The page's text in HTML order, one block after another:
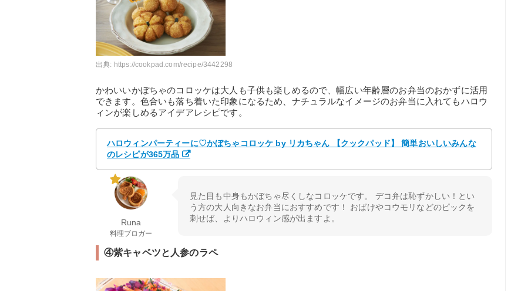
出典: https://cookpad.com/recipe/3442298
かわいいかぼちゃのコロッケは大人も子供も楽しめるので、幅広い年齢層のお弁当のおかずに活用
できます。色合いも落ち着いた印象になるため、ナチュラルなイメージのお弁当に入れてもハロウ
ィンが楽しめるアイデアレシピです。
ハロウィンパーティーに♡かぼちゃコロッケ by リカちゃん 【クックパッド】 簡単おいしいみんな
のレシピが365万品
Runa
料理ブロガー
見た目も中身もかぼちゃ尽くしなコロッケです。 デコ弁は恥ずかしい！とい
う方の大人向きなお弁当におすすめです！ おばけやコウモリなどのピックを
刺せば、よりハロウィン感が出ますよ。
④紫キャベツと人参のラペ